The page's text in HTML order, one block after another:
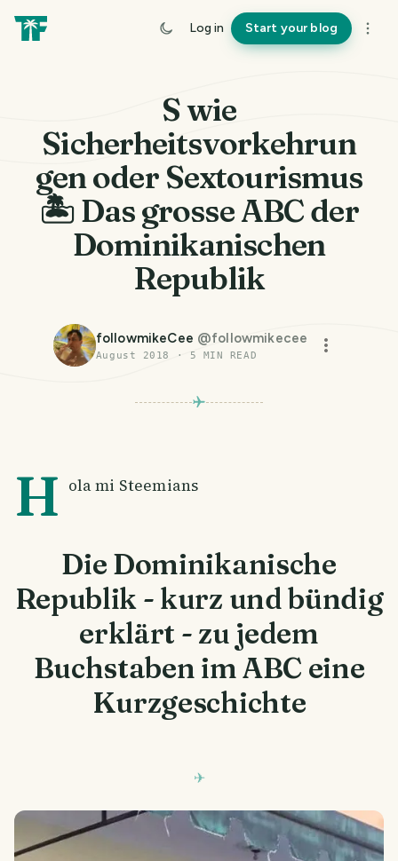
Log in Start your blog
S wie
Sicherheitsvorkehrun
gen oder Sextourismus
🏝️ Das grosse ABC der
Dominikanischen
Republik
followmikeCee @followmikecee
August 2018 · 5 MIN READ
H ola mi Steemians
Die Dominikanische
Republik - kurz und bündig
erklärt - zu jedem
Buchstaben im ABC eine
Kurzgeschichte